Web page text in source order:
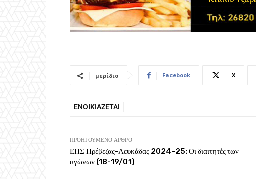
μερίδιο Facebook X
ΕΝΟΙΚΙΆΖΕΤΑΙ
ΠΡΟΗΓΟΎΜΕΝΟ ΆΡΘΡΟ
ΕΠΣ Πρέβεζας-Λευκάδας 2024-25: Οι διαιτητές των
αγώνων (18-19/01)